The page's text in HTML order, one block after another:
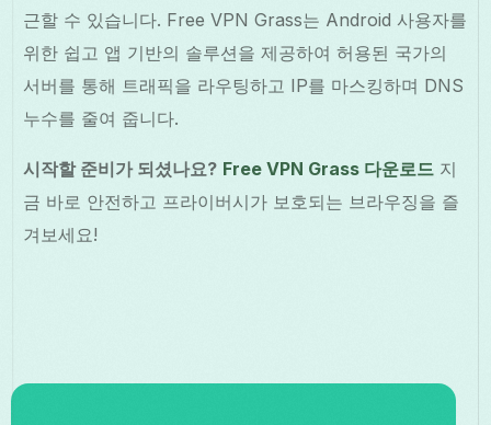
근할 수 있습니다. Free VPN Grass는 Android 사용자를
위한 쉽고 앱 기반의 솔루션을 제공하여 허용된 국가의
서버를 통해 트래픽을 라우팅하고 IP를 마스킹하며 DNS
누수를 줄여 줍니다.
시작할 준비가 되셨나요? Free VPN Grass 다운로드 지
금 바로 안전하고 프라이버시가 보호되는 브라우징을 즐
겨보세요!